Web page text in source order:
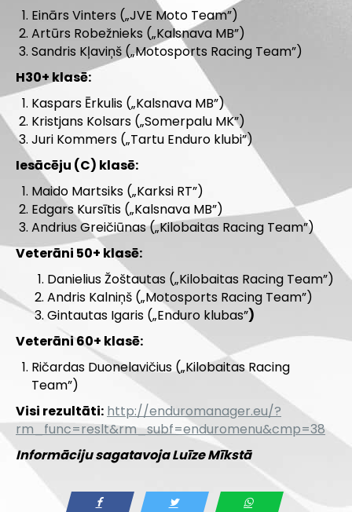
Einārs Vinters („JVE Moto Team”)
Artūrs Robežnieks („Kalsnava MB”)
Sandris Kļaviņš („Motosports Racing Team”)
H30+ klasē:
Kaspars Ērkulis („Kalsnava MB”)
Kristjans Kolsars („Somerpalu MK”)
Juri Kommers („Tartu Enduro klubi”)
Iesācēju (C) klasē:
Maido Martsiks („Karksi RT”)
Edgars Kursītis („Kalsnava MB”)
Andrius Greičiūnas („Kilobaitas Racing Team”)
Veterāni 50+ klasē:
Danielius Žoštautas („Kilobaitas Racing Team”)
Andris Kalniņš („Motosports Racing Team”)
Gintautas Igaris („Enduro klubas”)
Veterāni 60+ klasē:
Ričardas Duonelavičius („Kilobaitas Racing
Team”)
Visi rezultāti: http://enduromanager.eu/?
rm_func=reslt&rm_subf=enduromenu&cmp=38
Informāciju sagatavoja Luīze Mīkstā